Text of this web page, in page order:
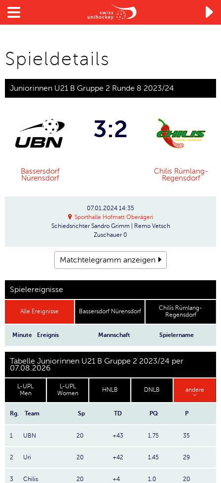

Spieldetails
Juniorinnen U21 B Gruppe 2 Runde 8 2023/24
Bassersdorf
Nürensdorf
3:2
Chilis Rümlang-
Regensdorf
07.01.2024 14:35
Sporthalle Hofmatt Oberägeri
Schiedsrichter Sandro Grimm | Remo Vetsch
Zuschauer 0
Matchtelegramm anzeigen
Spielereignisse
Alle Ereignisse Bassersdorf Nürensdorf
Chilis Rümlang-
Regensdorf
Minute Ereignis Mannschaft Spielername
Tabelle Juniorinnen U21 B Gruppe 2 2023/24 per
07.08.2026
L-UPL
Men
L-UPL
Women
HNLB DNLB andere
Rg. Team Sp TD PQ P
1 UBN 20 +43 1.75 35
2 Uri 20 +42 1.45 29
3 Chilis 20 +4 1.0 20